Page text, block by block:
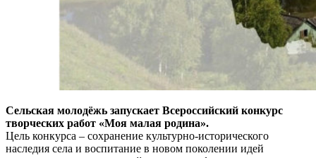
Сельская молодёжь запускает Всероссийский конкурс
творческих работ «Моя малая родина».
Цель конкурса – сохранение культурно-исторического
наследия села и воспитание в новом поколении идей